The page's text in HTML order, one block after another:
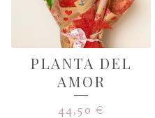
PLANTA DEL
AMOR
44,50 €